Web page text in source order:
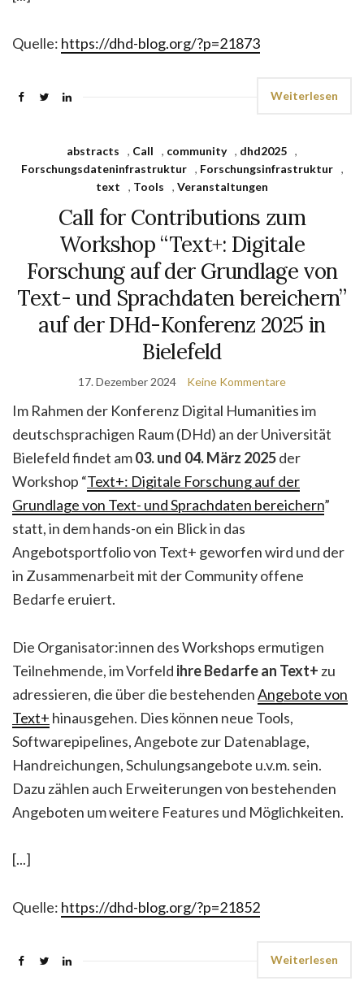
Quelle: https://dhd-blog.org/?p=21873
Weiterlesen
abstracts , Call , community , dhd2025 ,
Forschungsdateninfrastruktur
, Forschungsinfrastruktur
,
text
, Tools , Veranstaltungen
Call for Contributions zum
Workshop “Text+: Digitale
Forschung auf der Grundlage von
Text- und Sprachdaten bereichern”
auf der DHd-Konferenz 2025 in
Bielefeld
17. Dezember 2024 Keine Kommentare
Im Rahmen der Konferenz Digital Humanities im
deutschsprachigen Raum (DHd) an der Universität
Bielefeld findet am03. und 04. März 2025der
Workshop “Text+: Digitale Forschung auf der
Grundlage von Text- und Sprachdaten bereichern”
statt, in dem hands-on ein Blick in das
Angebotsportfolio von Text+ geworfen wird und der
in Zusammenarbeit mit der Community offene
Bedarfe eruiert.
Die Organisator:innen des Workshops ermutigen
Teilnehmende, im Vorfeld ihre Bedarfe an Text+ zu
adressieren, die über die bestehendenAngebote von
Text+ hinausgehen. Dies können neue Tools,
Softwarepipelines, Angebote zur Datenablage,
Handreichungen, Schulungsangebote u.v.m. sein.
Dazu zählen auch Erweiterungen von bestehenden
Angeboten um weitere Features und Möglichkeiten.
[...]
Quelle: https://dhd-blog.org/?p=21852
Weiterlesen